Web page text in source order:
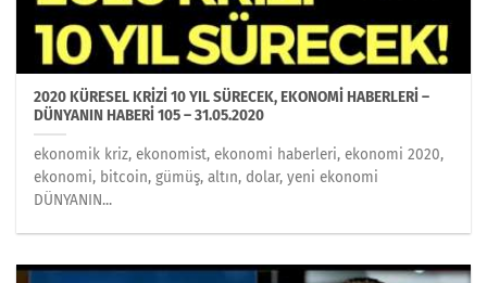
2020 KÜRESEL KRİZİ 10 YIL SÜRECEK, EKONOMİ HABERLERİ –
DÜNYANIN HABERİ 105 – 31.05.2020
ekonomik kriz, ekonomist, ekonomi haberleri, ekonomi 2020,
ekonomi, bitcoin, gümüş, altın, dolar, yeni ekonomi
DÜNYANIN...